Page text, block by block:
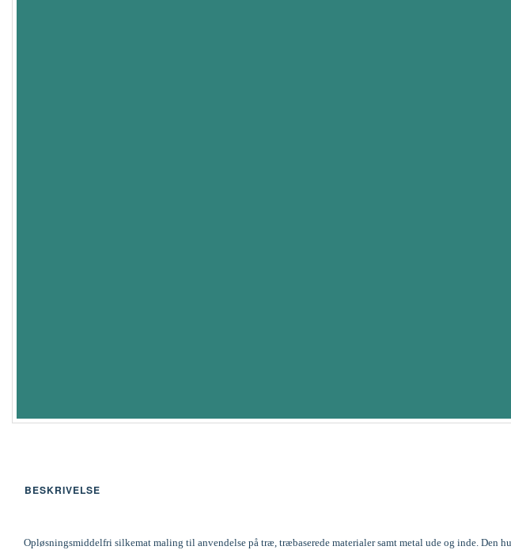
BESKRIVELSE
Opløsningsmiddelfri silkemat maling til anvendelse på træ, træbaserede materialer samt metal ude og inde.